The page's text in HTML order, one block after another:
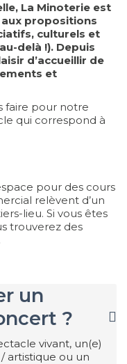
La Minoterie est
propositions
culturels et
delà !). Depuis
d’accueillir de
et
faire pour notre
qui correspond à
pour des cours
relèvent d’un
lieu. Si vous êtes
trouverez des
un
?
vivant, un(e)
artistique ou un